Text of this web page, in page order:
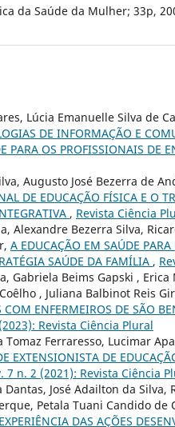
da Saúde da Mulher; 33p,
Lúcia Emanuelle Silva de
DE INFORMAÇÃO E
PARA OS PROFISSIONAIS DE
Augusto José Bezerra de
DE EDUCAÇÃO FÍSICA E O
, Revista Ciência
Alexandre Bezerra Silva,
A EDUCAÇÃO EM SAÚDE PARA
SAÚDE DA FAMÍLIA ,
Gabriela Beims Gapski ,
, Juliana Balbinot Reis
ENFERMEIROS DE SÃO
Revista Ciência Plural
Tomaz Ferraresso, Lucimar
EXTENSIONISTA DE
7 n. 2 (2021): Revista Ciência
Dantas, José Adailton da
Petala Tuani Candido de
DAS AÇÕES